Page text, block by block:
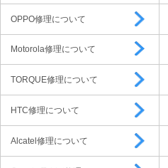
OPPO修理について
Motorola修理について
TORQUE修理について
HTC修理について
Alcatel修理について